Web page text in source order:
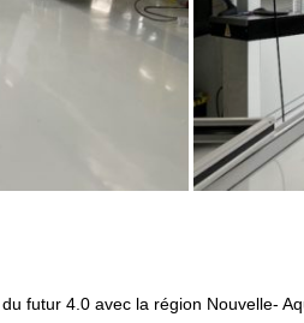
futur 4.0 avec la région Nouvelle-